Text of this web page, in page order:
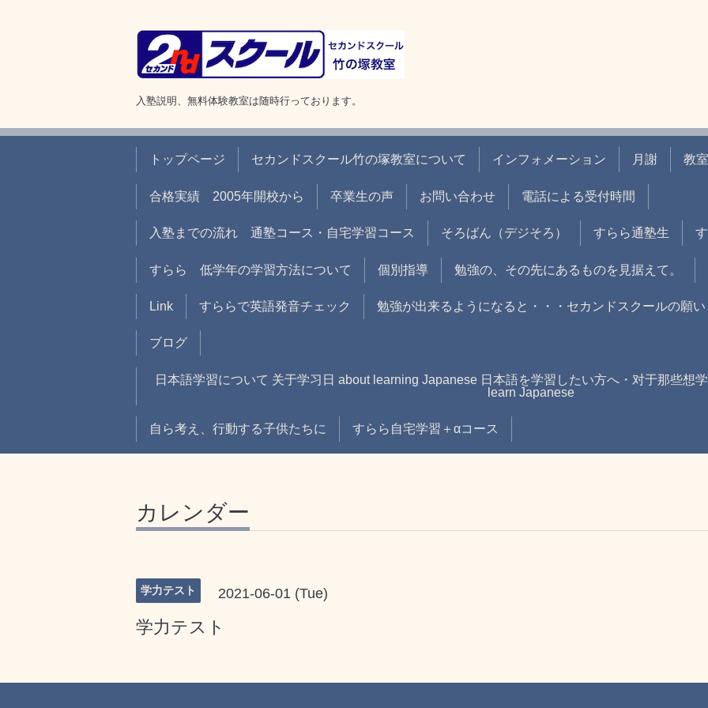
入塾説明、無料体験教室は随時行っております。
トップページ セカンドスクール竹の塚教室について インフォメーション 月謝 教
合格実績 2005年開校から 卒業生の声 お問い合わせ 電話による受付時間
入塾までの流れ 通塾コース・自宅学習コース そろばん（デジそろ） すらら通塾生
すらら 低学年の学習方法について 個別指導 勉強の、その先にあるものを見据えて。
Link すららで英語発音チェック 勉強が出来るようになると・・・セカンドスクールの願い
ブログ
日本語学習について 关于学习日 about learning Japanese 日本語を学習したい方へ・对于那些想
learn Japanese
自ら考え、行動する子供たちに すらら自宅学習＋αコース
カレンダー
学力テスト 2021-06-01 (Tue)
学力テスト